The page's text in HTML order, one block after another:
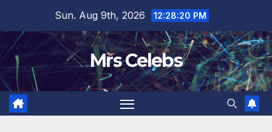
content
Sun. Aug 9th, 2026 12:28:21 PM
Mrs Celebs